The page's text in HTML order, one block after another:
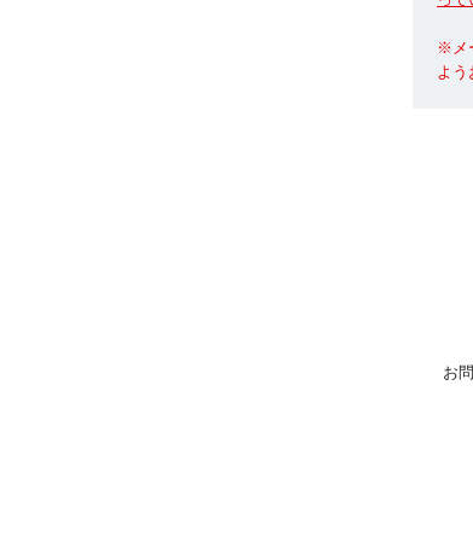
※メ
よう
お